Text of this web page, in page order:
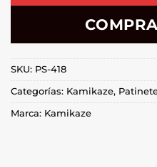
SKU: PS-418
Categorías: Kamikaze,
Marca: Kamikaze